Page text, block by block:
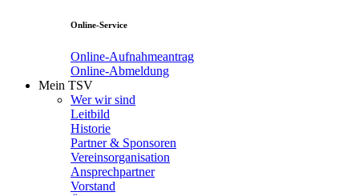
Online-Service
Online-Aufnahmeantrag
Online-Abmeldung
Mein TSV
Wer wir sind
Leitbild
Historie
Partner & Sponsoren
Vereinsorganisation
Ansprechpartner
Vorstand